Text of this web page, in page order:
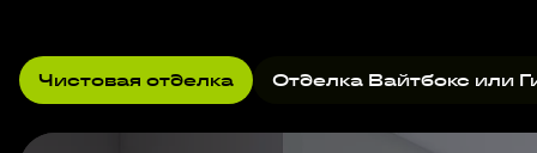
Чистовая отделка Отделка Вайтбокс или